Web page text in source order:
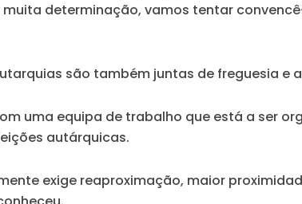
determinação, vamos tentar
são também juntas de freguesia e
uma equipa de trabalho que está a ser
autárquicas.
exige reaproximação, maior